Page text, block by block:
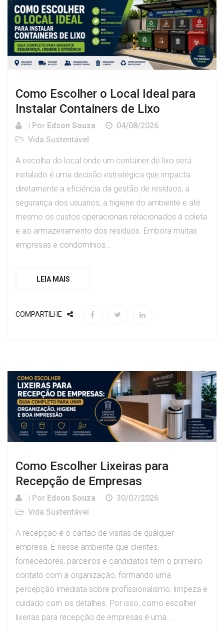
Como Escolher o Local Ideal para
Instalar Containers de Lixo
| Por Edson Souza
04/08/2026
Vida Sustentável
A escolha do local onde um container de lixo será
instalado é uma decisão estratégica que impacta
diretamente a eficiência da gestão de resíduos, a
segurança dos usuários, a higiene do ambiente e até
mesmo os custos operacionais relacionados à coleta
e ao armazenamento dos resíduos. Embora muitas
empresas e condomínios...
LEIA MAIS
COMPARTILHE
Como Escolher Lixeiras para
Recepção de Empresas
| Por Edson Souza
30/07/2026
Vida Sustentável
A recepção é o cartão de visitas de qualquer
empresa. É nesse ambiente que clientes,
fornecedores, parceiros e candidatos têm o primeiro
contato com a organização, formando uma
percepção imediata sobre profissionalismo, limpeza e
cuidado com os detalhes. Por isso, como escolher
lixeiras para recepção de empresas é uma...